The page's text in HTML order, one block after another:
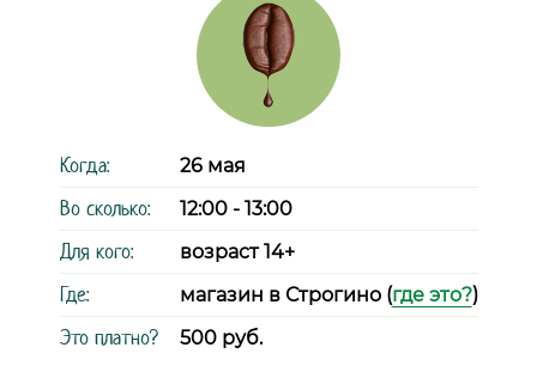
Когда: 26 мая
Во сколько: 12:00 - 13:00
Для кого: возраст 14+
Где: магазин в Строгино (где это?)
Это платно? 500 руб.